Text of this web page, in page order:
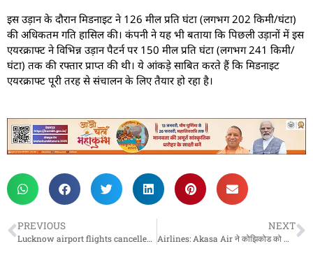
इस उड़ान के दौरान मिडनाइट ने 126 मील प्रति घंटा (लगभग 202 किमी/घंटा)
की अधिकतम गति हासिल की। कंपनी ने यह भी बताया कि पिछली उड़ानों में इस
एयरक्राफ्ट ने विभिन्न उड़ान पैटर्न पर 150 मील प्रति घंटा (लगभग 241 किमी/
घंटा) तक की रफ्तार प्राप्त की थी। ये आंकड़े साबित करते हैं कि मिडनाइट
एयरक्राफ्ट पूरी तरह से संचालन के लिए तैयार हो रहा है।
PREVIOUS
Lucknow airport flights cancelled : लखनऊ एयरपोर्ट पर रनवे बंद, उड़ानें रद्द, यात्रियों को भारी असुविधा
NEXT
Airlines: Akasa Air ने कोझिकोड को जोड़ा 30वें गंतव्य के रूप में, Kerala में की अपनी उपस्थिति मजबूत